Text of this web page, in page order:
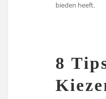
bieden heeft.
8